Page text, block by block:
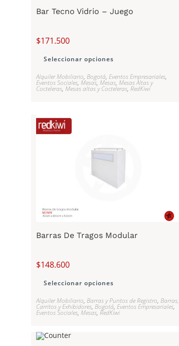
Bar Tecno Vidrio – Juego
$171.500
Seleccionar opciones
Alquiler Mobiliario, Bogotá, Eventos Empresariales,
Eventos Sociales, Mesas, Mesas, Mesas Altas y
Cocteleras, Mesas altas y Cocteleras, RedKiwi
Barras De Tragos Modular
$148.600
Seleccionar opciones
Alquiler Mobiliario, Barras y Puntos de Registro, Barras,
Carritos y Exhibidores, Bogotá, Eventos Empresariales,
Eventos Sociales, Mesas, RedKiwi